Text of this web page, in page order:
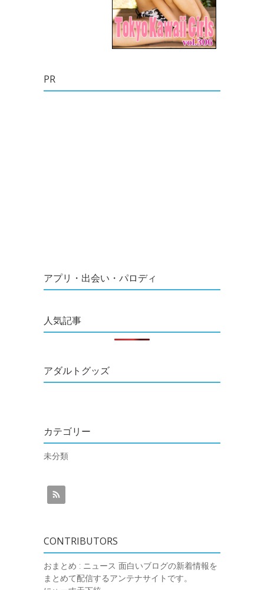
PR
アプリ・出会い・パロディ
人気記事
アダルトグッズ
カテゴリー
未分類
CONTRIBUTORS
おまとめ : ニュース 面白いブログの新着情報を
まとめて配信するアンテナサイトです。